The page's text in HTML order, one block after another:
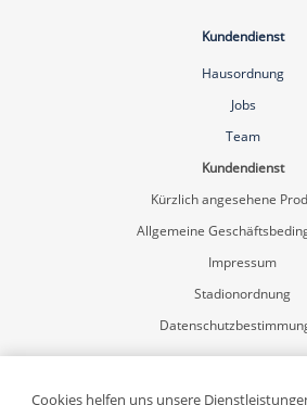
Kundendienst
Hausordnung
Jobs
Team
Kundendienst
Kürzlich angesehene
Allgemeine
Impressum
Stadionordnung
Mein Konto
Registrierung
Cookies helfen uns unsere